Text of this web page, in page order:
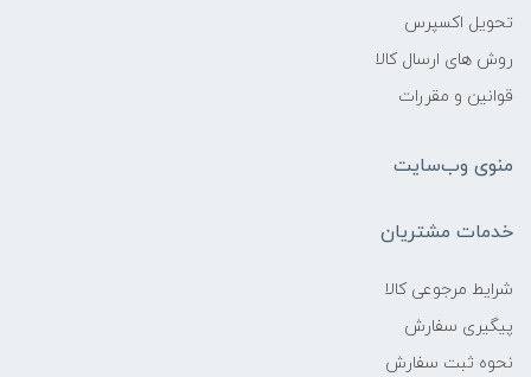
تحویل اکسپرس
روش های ارسال کالا
قوانین و مقررات
منوی وب‌سایت
خدمات مشتریان
شرایط مرجوعی کالا
پیگیری سفارش
نحوه ثبت سفارش